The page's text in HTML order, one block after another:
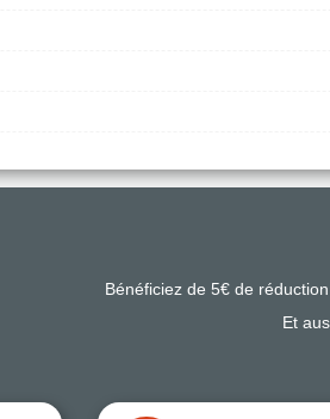
Bénéficiez de 5€ de
Et